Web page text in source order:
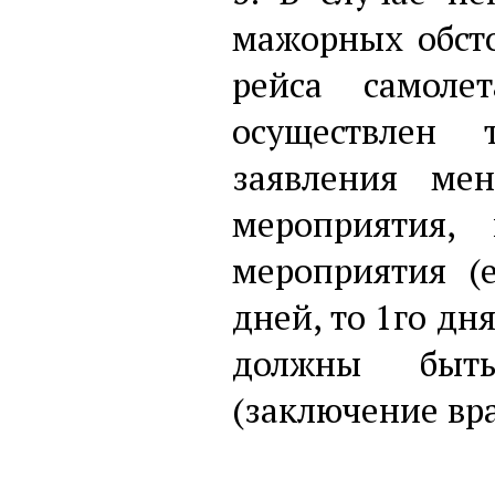
мажорных
рейса
осуществлен
заявления
мероприятия
дней, то 1го
должны
(заключение